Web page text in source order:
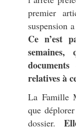
premier
suspension
Ce n’est
relatives à
La Famille
que
dossier.